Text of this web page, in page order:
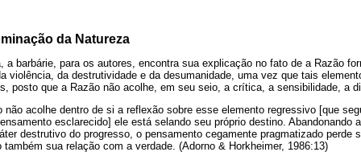
da Natureza
a barbárie, para os autores, encontra sua explicação no fato de a Razão
violência, da destrutividade e da desumanidade, uma vez que tais
posto que a Razão não acolhe, em seu seio, a crítica, a sensibilidade, a
não acolhe dentro de si a reflexão sobre esse elemento regressivo [que
esclarecido] ele está selando seu próprio destino. Abandonando
destrutivo do progresso, o pensamento cegamente pragmatizado perde
também sua relação com a verdade. (Adorno & Horkheimer, 1986:13)